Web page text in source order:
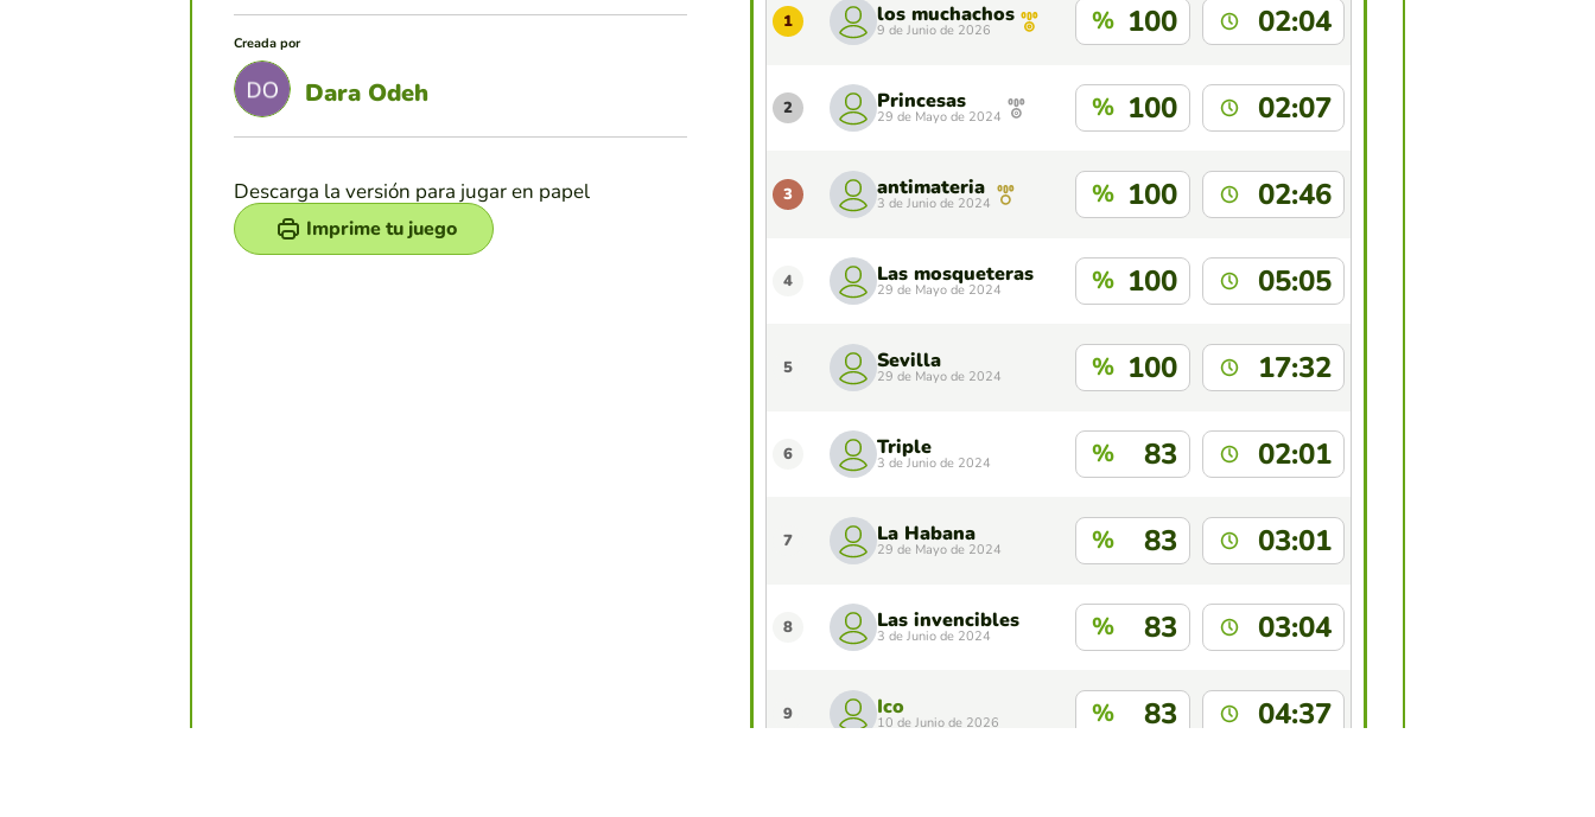
Creada por
Dara Odeh
Descarga la versión para jugar en papel
Imprime tu juego
1 los muchachos
9 de Junio de 2026 % 100 02:04
2 Princesas
29 de Mayo de 2024 % 100 02:07
3 antimateria
3 de Junio de 2024 % 100 02:46
4 Las mosqueteras
29 de Mayo de 2024 % 100 05:05
5 Sevilla
29 de Mayo de 2024 % 100 17:32
6 Triple
3 de Junio de 2024 % 83 02:01
7 La Habana
29 de Mayo de 2024 % 83 03:01
8 Las invencibles
3 de Junio de 2024 % 83 03:04
9 Ico
10 de Junio de 2026 % 83 04:37